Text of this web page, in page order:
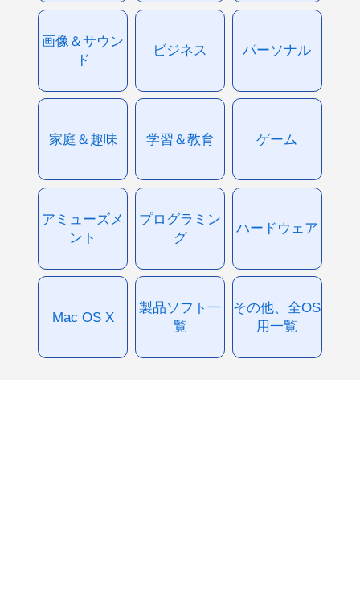
画像＆サウン
ド
ビジネス パーソナル
家庭＆趣味 学習＆教育 ゲーム
アミューズメ
ント
プログラミン
グ
ハードウェア
Mac OS X
製品ソフト一
覧
その他、全OS
用一覧